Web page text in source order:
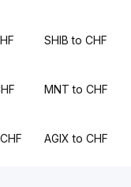
SHIB to CHF
MNT to CHF
AGIX to CHF